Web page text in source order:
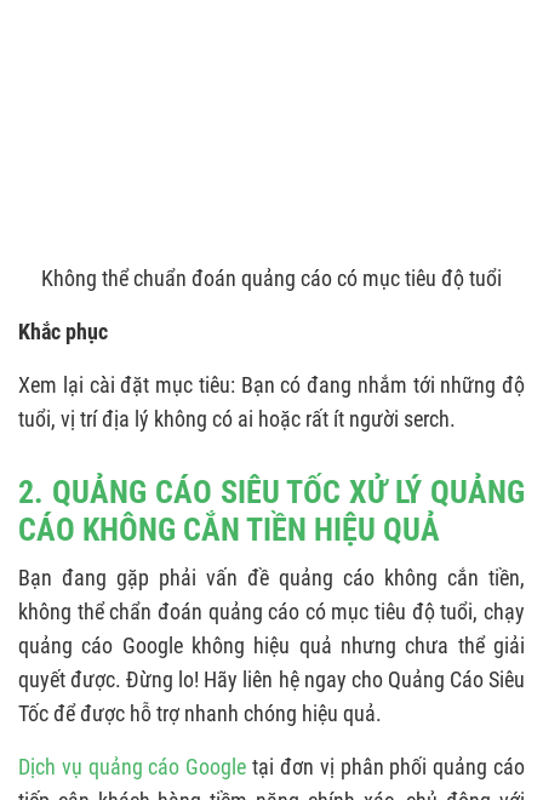
Không thể chuẩn đoán quảng cáo có mục tiêu độ tuổi
Khắc phục
Xem lại cài đặt mục tiêu: Bạn có đang nhắm tới những độ
tuổi, vị trí địa lý không có ai hoặc rất ít người serch.
2. QUẢNG CÁO SIÊU TỐC XỬ LÝ QUẢNG
CÁO KHÔNG CẮN TIỀN HIỆU QUẢ
Bạn đang gặp phải vấn đề quảng cáo không cắn tiền,
không thể chẩn đoán quảng cáo có mục tiêu độ tuổi, chạy
quảng cáo Google không hiệu quả nhưng chưa thể giải
quyết được. Đừng lo! Hãy liên hệ ngay cho Quảng Cáo Siêu
Tốc để được hỗ trợ nhanh chóng hiệu quả.
Dịch vụ quảng cáo Google tại đơn vị phân phối quảng cáo